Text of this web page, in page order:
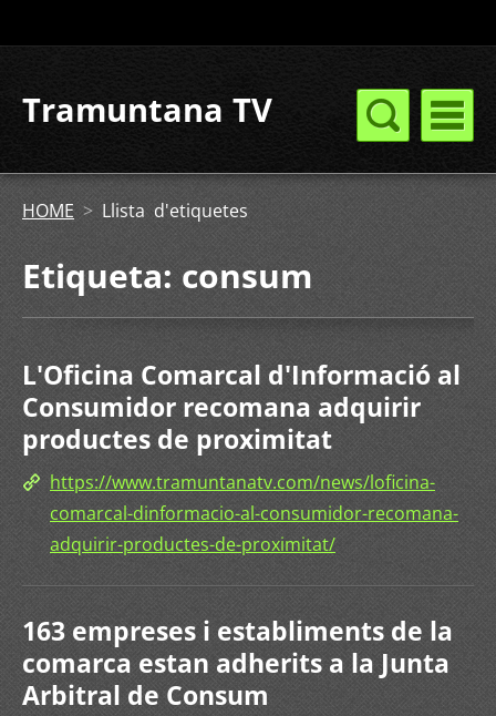
Tramuntana TV
HOME > Llista d'etiquetes
Etiqueta: consum
L'Oficina Comarcal d'Informació al
Consumidor recomana adquirir
productes de proximitat
https://www.tramuntanatv.com/news/loficina-
comarcal-dinformacio-al-consumidor-recomana-
adquirir-productes-de-proximitat/
163 empreses i establiments de la
comarca estan adherits a la Junta
Arbitral de Consum